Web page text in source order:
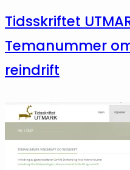
Tidsskriftet
Temanummer
reindrift